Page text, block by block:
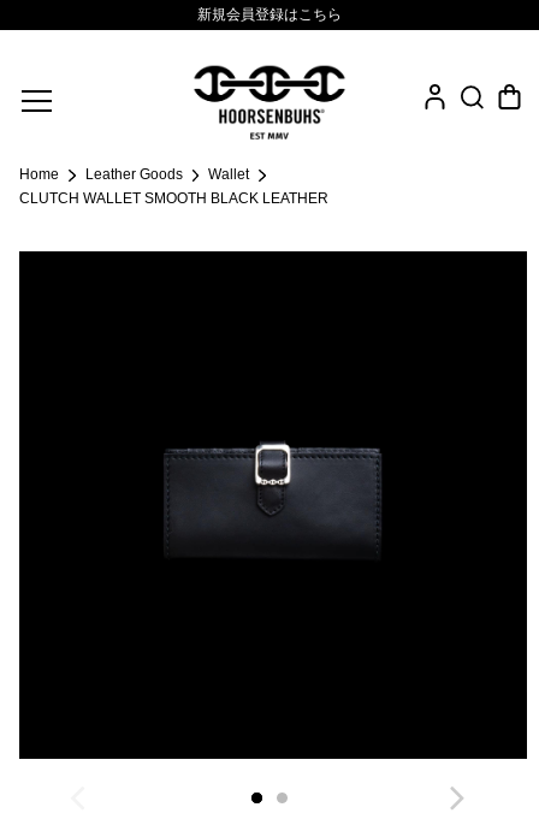
.925 Sterling
新規会員登録はこちら
Home Leather Goods
Wallet
CLUTCH WALLET SMOOTH BLACK LEATHER